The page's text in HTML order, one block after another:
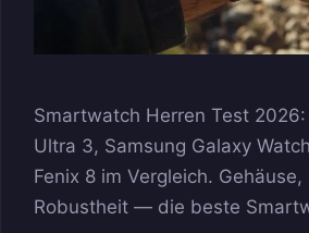
Smartwatch Herren Test
Ultra 3, Samsung Galaxy
Fenix 8 im Vergleich. Gehäuse,
Robustheit — die beste